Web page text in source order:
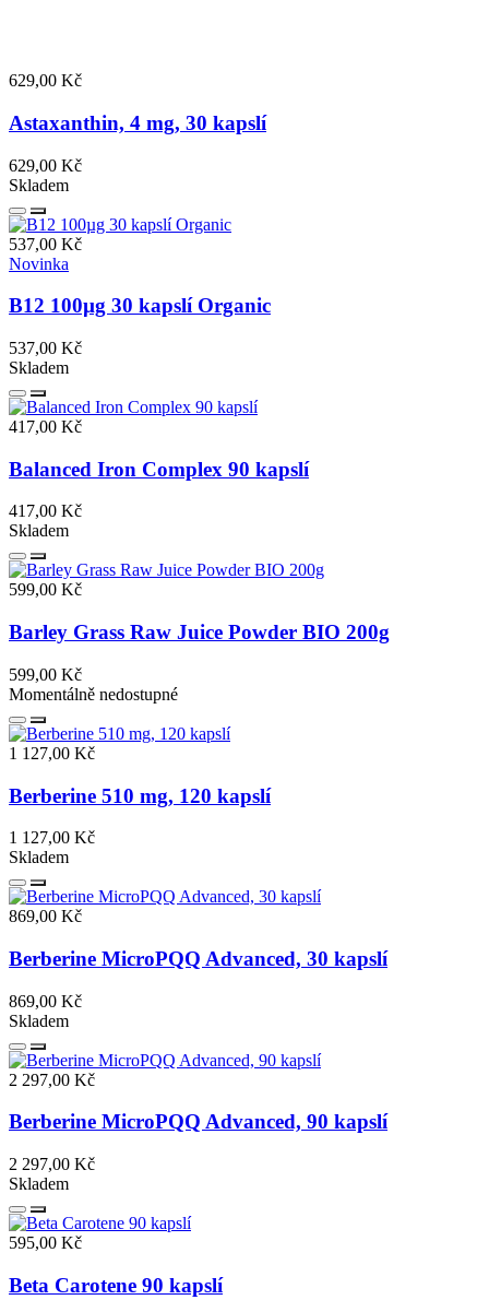
629,00 Kč
Astaxanthin, 4 mg, 30 kapslí
629,00 Kč
Skladem
537,00 Kč
Novinka
B12 100µg 30 kapslí Organic
537,00 Kč
Skladem
417,00 Kč
Balanced Iron Complex 90 kapslí
417,00 Kč
Skladem
599,00 Kč
Barley Grass Raw Juice Powder BIO 200g
599,00 Kč
Momentálně nedostupné
1 127,00 Kč
Berberine 510 mg, 120 kapslí
1 127,00 Kč
Skladem
869,00 Kč
Berberine MicroPQQ Advanced, 30 kapslí
869,00 Kč
Skladem
2 297,00 Kč
Berberine MicroPQQ Advanced, 90 kapslí
2 297,00 Kč
Skladem
595,00 Kč
Beta Carotene 90 kapslí